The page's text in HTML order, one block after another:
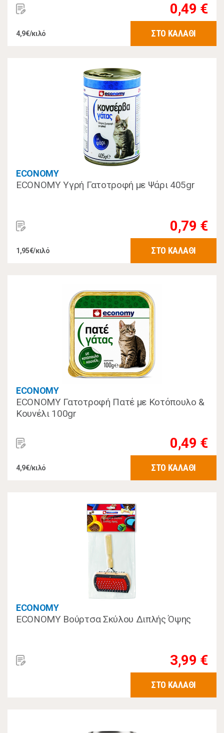
0,49 €
4,9€/κιλό ΣΤΟ ΚΑΛΑΘΙ
ECONOMY
ECONOMY Υγρή Γατοτροφή με Ψάρι 405gr
0,79 €
1,95€/κιλό ΣΤΟ ΚΑΛΑΘΙ
ECONOMY
ECONOMY Γατοτροφή Πατέ με Κοτόπουλο &
Κουνέλι 100gr
0,49 €
4,9€/κιλό ΣΤΟ ΚΑΛΑΘΙ
ECONOMY
ECONOMY Βούρτσα Σκύλου Διπλής Όψης
3,99 €
ΣΤΟ ΚΑΛΑΘΙ